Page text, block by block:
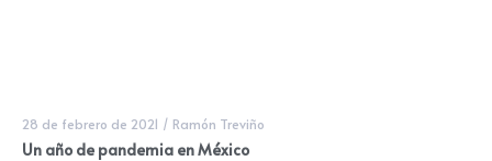
28 de febrero de 2021 / Ramón Treviño
Un año de pandemia en México